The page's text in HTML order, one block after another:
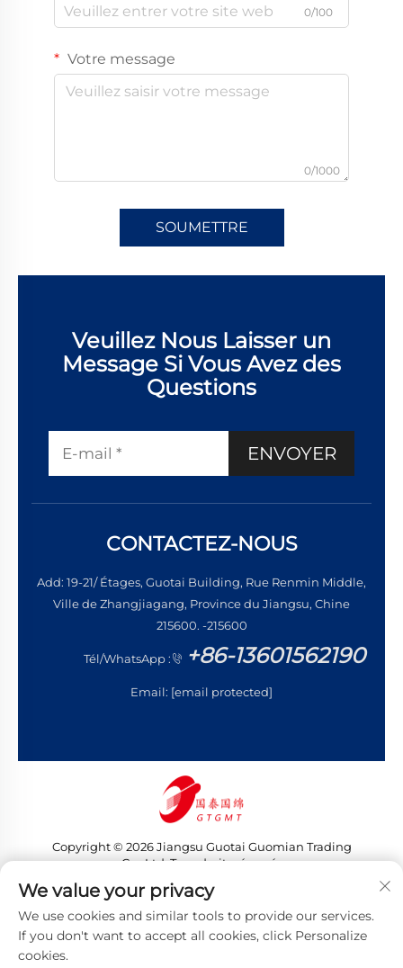
0/100
Votre message
0/1000
SOUMETTRE
Veuillez Nous Laisser un
Message Si Vous Avez des
Questions
ENVOYER
CONTACTEZ-NOUS
Add: 19-21/ Étages, Guotai Building, Rue Renmin Middle,
Ville de Zhangjiagang, Province du Jiangsu, Chine
215600. -215600
Tél/WhatsApp : +86-13601562190
Email: [email protected]
Copyright © 2026 Jiangsu Guotai Guomian Trading
Co., Ltd. Tous droits réservés
Politique de confidentialité
We value your privacy
We use cookies and similar tools to provide our services.
If you don't want to accept all cookies, click Personalize
cookies.